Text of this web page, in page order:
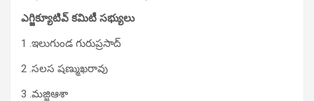
ఎగ్జిక్యూటివ్ క‌మిటీ స‌భ్యులు
1 .ఇలుగుండ గురుప్ర‌సాద్‌
2 .స‌ల‌స ష‌ణ్ముఖ‌రావు
3 .మ‌జ్జిఆశా